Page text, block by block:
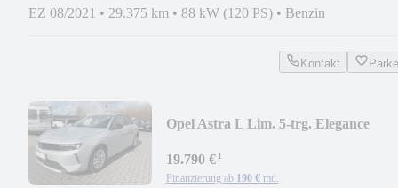
EZ 08/2021 • 29.375 km • 88 kW (120 PS) • Benzin
Kontakt
Opel Astra L Lim. 5-trg. Elegance
19.790 €¹
Finanzierung ab 190 € mtl.